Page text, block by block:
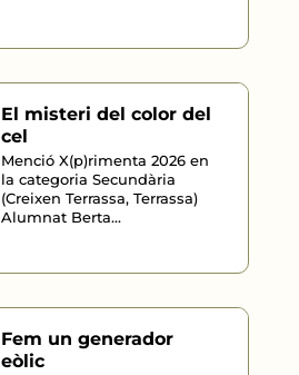
El misteri del color del
cel
Menció X(p)rimenta 2026 en
la categoria Secundària
(Creixen Terrassa, Terrassa)
Alumnat Berta...
Fem un generador
eòlic